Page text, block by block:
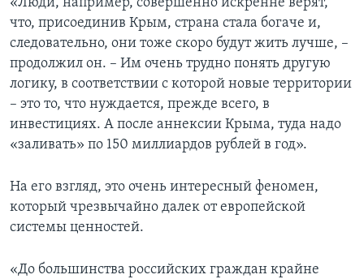
«Люди, например, совершенно искренне верят,
что, присоединив Крым, страна стала богаче и,
следовательно, они тоже скоро будут жить лучше, –
продолжил он. – Им очень трудно понять другую
логику, в соответствии с которой новые территории
– это то, что нуждается, прежде всего, в
инвестициях. А после аннексии Крыма, туда надо
«заливать» по 150 миллиардов рублей в год».
На его взгляд, это очень интересный феномен,
который чрезвычайно далек от европейской
системы ценностей.
«До большинства российских граждан крайне